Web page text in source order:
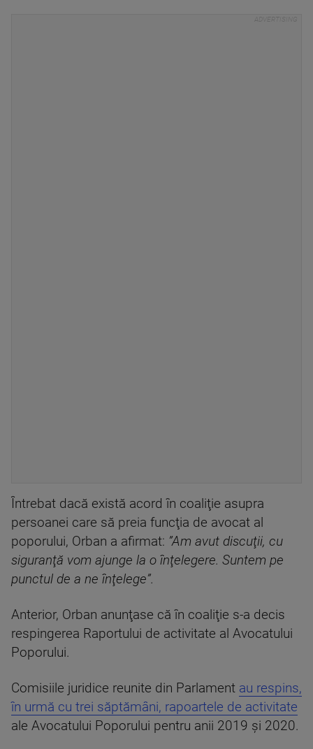
Întrebat dacă există acord în coaliţie asupra
persoanei care să preia funcţia de avocat al
poporului, Orban a afirmat: ”Am avut discuţii, cu
siguranţă vom ajunge la o înţelegere. Suntem pe
punctul de a ne înţelege”.
Anterior, Orban anunţase că în coaliţie s-a decis
respingerea Raportului de activitate al Avocatului
Poporului.
Comisiile juridice reunite din Parlament au respins,
în urmă cu trei săptămâni, rapoartele de activitate
ale Avocatului Poporului pentru anii 2019 și 2020.